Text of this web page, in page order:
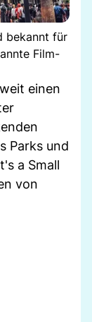
bekannt für
Film-
einen
Parks und
a Small
von